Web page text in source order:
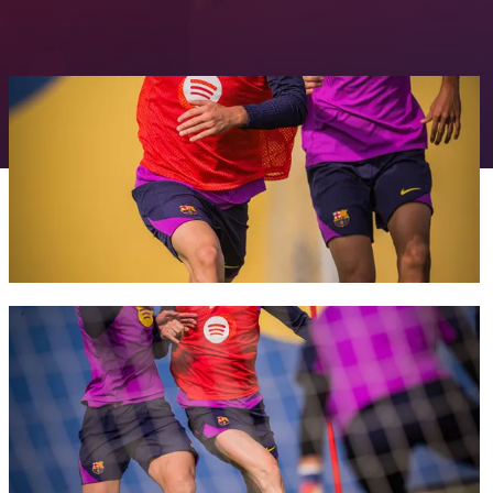
FC Barcelona club badge
FC Barcelona club badge